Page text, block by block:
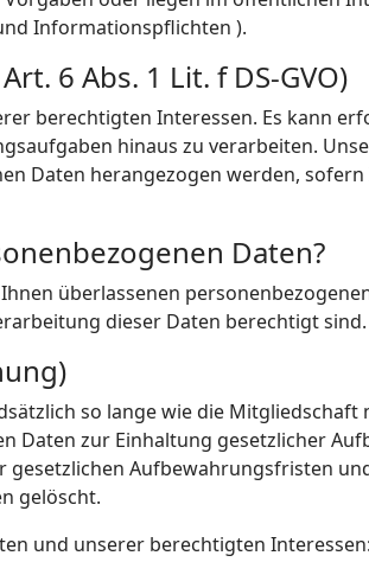
Informationspflichten ).
6 Abs. 1 Lit. f DS-GVO)
berechtigten Interessen. Es kann
hinaus zu verarbeiten.
Daten herangezogen werden,
Daten?
überlassenen
dieser Daten berechtigt sind.
so lange wie die Mitgliedschaft
Daten zur Einhaltung gesetzlicher
Aufbewahrungsfristen
gelöscht.
und unserer berechtigten Interessen: